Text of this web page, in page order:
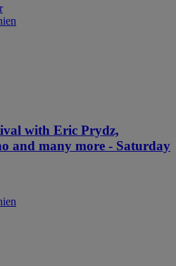
with Eric Prydz,
and many more - Saturday